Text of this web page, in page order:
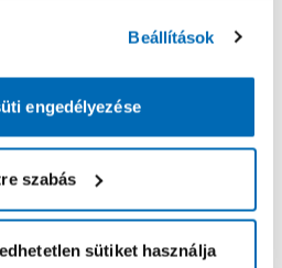
Beállítások
engedélyezése
szabás
sütiket használja